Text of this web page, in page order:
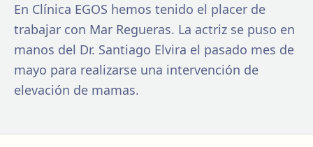
En Clínica EGOS hemos tenido el placer de
trabajar con Mar Regueras. La actriz se puso en
manos del Dr. Santiago Elvira el pasado mes de
mayo para realizarse una intervención de
elevación de mamas.